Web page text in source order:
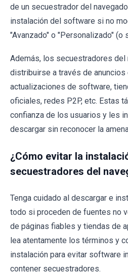
de un secuestrador del
instalación del software si no
"Avanzado" o "Personalizado" (o
Además, los secuestradores del
distribuirse a través de
actualizaciones de software,
oficiales, redes P2P, etc. Estas
confianza de los usuarios y les
descargar sin reconocer la
¿Cómo evitar la
secuestradores del
Tenga cuidado al descargar e
todo si proceden de fuentes no
de páginas fiables y tiendas de
lea atentamente los términos y
instalación para evitar software
contener secuestradores.